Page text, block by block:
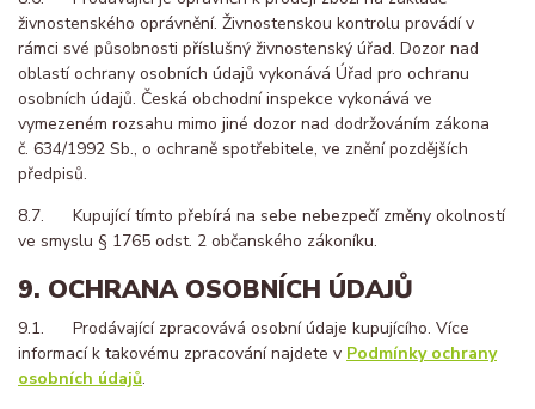
živnostenského oprávnění. Živnostenskou kontrolu provádí v
rámci své působnosti příslušný živnostenský úřad. Dozor nad
oblastí ochrany osobních údajů vykonává Úřad pro ochranu
osobních údajů. Česká obchodní inspekce vykonává ve
vymezeném rozsahu mimo jiné dozor nad dodržováním zákona
č. 634/1992 Sb., o ochraně spotřebitele, ve znění pozdějších
předpisů.
8.7. Kupující tímto přebírá na sebe nebezpečí změny okolností
ve smyslu § 1765 odst. 2 občanského zákoníku.
9. OCHRANA OSOBNÍCH ÚDAJŮ
9.1. Prodávající zpracovává osobní údaje kupujícího. Více
informací k takovému zpracování najdete v Podmínky ochrany
osobních údajů.